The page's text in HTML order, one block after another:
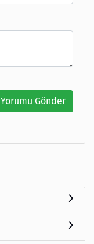
Yorumu Gönder